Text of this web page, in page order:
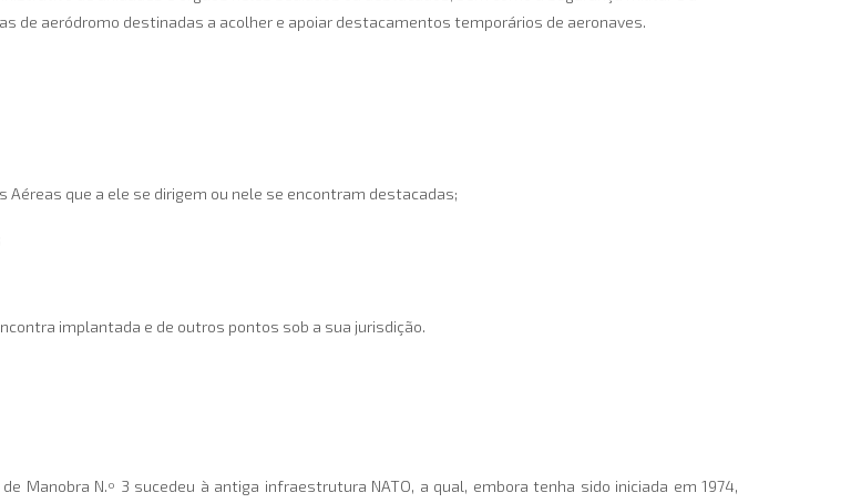
de aeródromo destinadas a acolher e apoiar destacamentos temporários de aeronaves.
que a ele se dirigem ou nele se encontram destacadas;
implantada e de outros pontos sob a sua jurisdição.
Manobra N.º 3 sucedeu à antiga infraestrutura NATO, a qual, embora tenha sido iniciada em 1974,